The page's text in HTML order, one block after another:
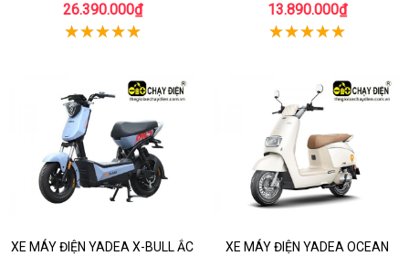
26.390.000₫ 13.890.000₫
XE MÁY ĐIỆN YADEA X-BULL ẮC
XE MÁY ĐIỆN YADEA OCEAN